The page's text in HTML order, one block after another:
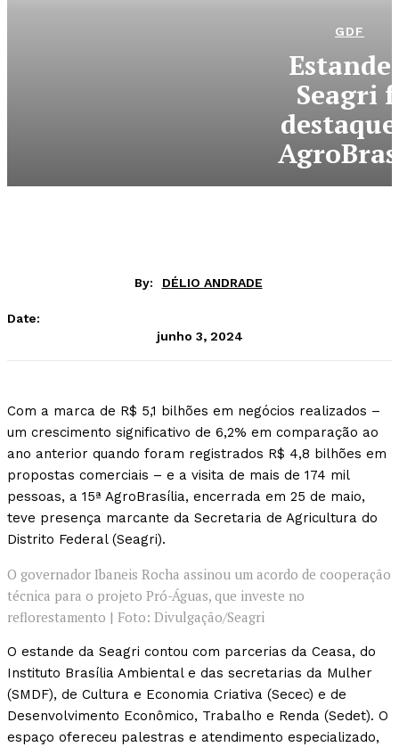
GDF
Estande
Seagri
By: DÉLIO ANDRADE
Date:
junho 3, 2024
Com a marca de R$ 5,1 bilhões em negócios realizados –
um crescimento significativo de 6,2% em comparação ao
ano anterior quando foram registrados R$ 4,8 bilhões em
propostas comerciais – e a visita de mais de 174 mil
pessoas, a 15ª AgroBrasília, encerrada em 25 de maio,
teve presença marcante da Secretaria de Agricultura do
Distrito Federal (Seagri).
O governador Ibaneis Rocha assinou um acordo de cooperação
técnica para o projeto Pró-Águas, que investe no
reflorestamento | Foto: Divulgação/Seagri
O estande da Seagri contou com parcerias da Ceasa, do
Instituto Brasília Ambiental e das secretarias da Mulher
(SMDF), de Cultura e Economia Criativa (Secec) e de
Desenvolvimento Econômico, Trabalho e Renda (Sedet). O
espaço ofereceu palestras e atendimento especializado,